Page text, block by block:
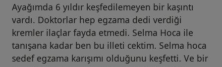
Ayağımda 6 yıldır keşfedilemeyen bir kaşıntı
vardı. Doktorlar hep egzama dedi verdiği
kremler ilaçlar fayda etmedi. Selma Hoca ile
tanışana kadar ben bu illeti cektim. Selma hoca
sedef egzama karışımı olduğunu keşfetti. Ve bir